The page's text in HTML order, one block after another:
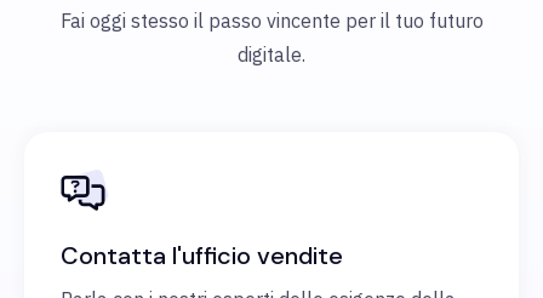
Fai oggi stesso il passo vincente per il tuo futuro
digitale.
Contatta l'ufficio vendite